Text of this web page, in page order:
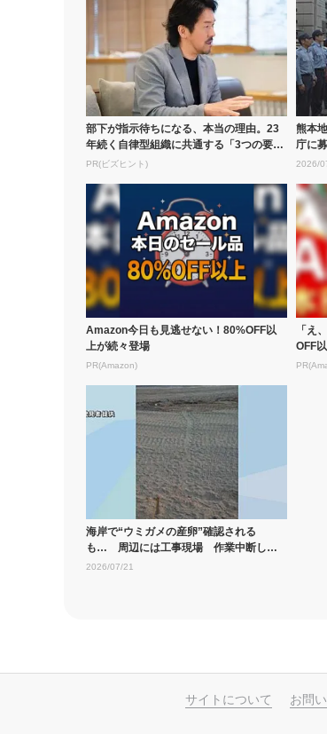
部下が指示待ちになる、本当の理由。23
年続く自律型組織に共通する「3つの要
素」
PR(ビズヒント)
熊本
庁に
ール
2026/
Amazon今日も見逃せない！80%OFF以
上が続々登場
PR(Amazon)
「え
OFF
海岸で“ウミガメの産卵”確認される
も… 周辺には工事現場 作業中断し市
とNPOが...
2026/07/21
サイトについて お問